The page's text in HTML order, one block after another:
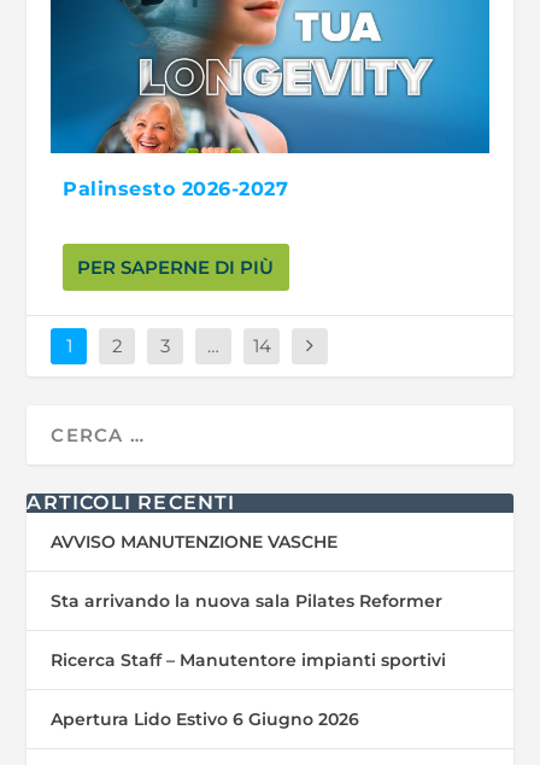
Palinsesto 2026-2027
PER SAPERNE DI PIÙ
1 2 3 … 14
ARTICOLI RECENTI
AVVISO MANUTENZIONE VASCHE
Sta arrivando la nuova sala Pilates Reformer
Ricerca Staff – Manutentore impianti sportivi
Apertura Lido Estivo 6 Giugno 2026